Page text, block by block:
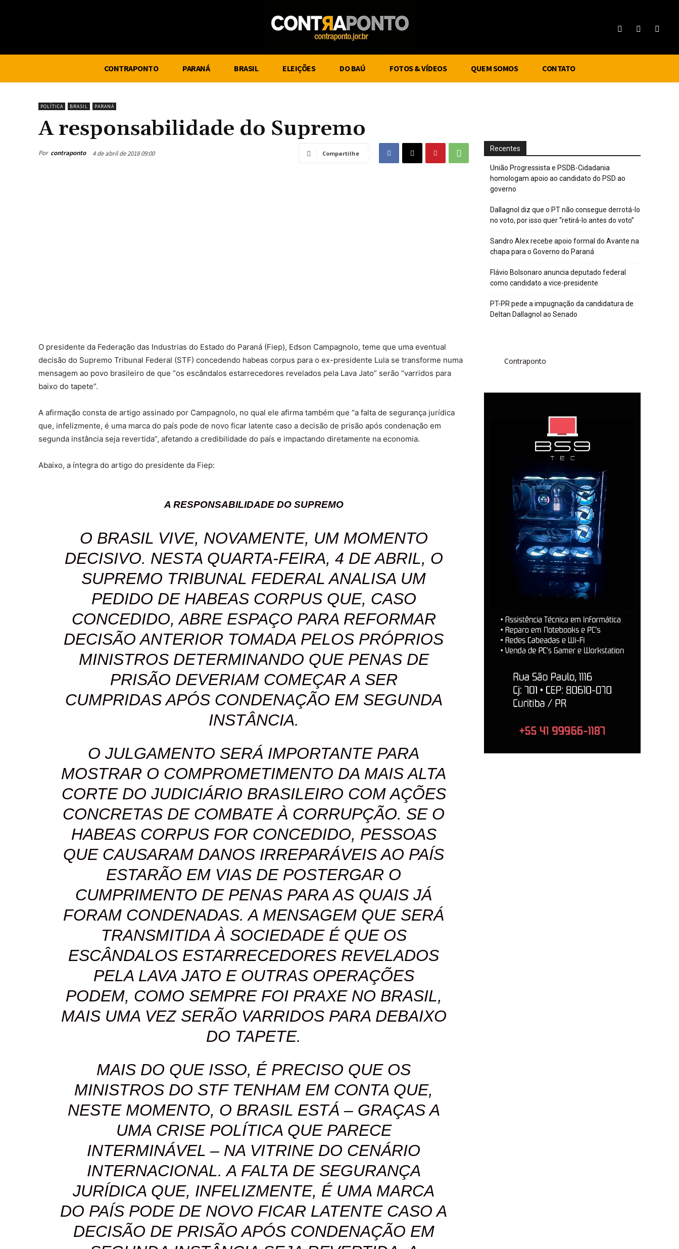
CONTRAPONTO PARANÁ BRASIL ELEIÇÕES DO BAÚ FOTOS & VÍDEOS QUEM SOMOS CONTATO
POLÍTICA BRASIL PARANÁ
A responsabilidade do Supremo
Por contraponto 4 de abril de 2018 09:00 Compartilhe
O presidente da Federação das Industrias do Estado do Paraná (Fiep), Edson Campagnolo, teme que uma eventual
decisão do Supremo Tribunal Federal (STF) concedendo habeas corpus para o ex-presidente Lula se transforme numa
mensagem ao povo brasileiro de que “os escândalos estarrecedores revelados pela Lava Jato” serão “varridos para
baixo do tapete”.
A afirmação consta de artigo assinado por Campagnolo, no qual ele afirma também que “a falta de segurança jurídica
que, infelizmente, é uma marca do país pode de novo ficar latente caso a decisão de prisão após condenação em
segunda instância seja revertida”, afetando a credibilidade do país e impactando diretamente na economia.
Abaixo, a íntegra do artigo do presidente da Fiep:
A RESPONSABILIDADE DO SUPREMO
O BRASIL VIVE, NOVAMENTE, UM MOMENTO
DECISIVO. NESTA QUARTA-FEIRA, 4 DE ABRIL, O
SUPREMO TRIBUNAL FEDERAL ANALISA UM
PEDIDO DE HABEAS CORPUS QUE, CASO
CONCEDIDO, ABRE ESPAÇO PARA REFORMAR
DECISÃO ANTERIOR TOMADA PELOS PRÓPRIOS
MINISTROS DETERMINANDO QUE PENAS DE
PRISÃO DEVERIAM COMEÇAR A SER
CUMPRIDAS APÓS CONDENAÇÃO EM SEGUNDA
INSTÂNCIA.
O JULGAMENTO SERÁ IMPORTANTE PARA
MOSTRAR O COMPROMETIMENTO DA MAIS ALTA
CORTE DO JUDICIÁRIO BRASILEIRO COM AÇÕES
CONCRETAS DE COMBATE À CORRUPÇÃO. SE O
HABEAS CORPUS FOR CONCEDIDO, PESSOAS
QUE CAUSARAM DANOS IRREPARÁVEIS AO PAÍS
ESTARÃO EM VIAS DE POSTERGAR O
CUMPRIMENTO DE PENAS PARA AS QUAIS JÁ
FORAM CONDENADAS. A MENSAGEM QUE SERÁ
TRANSMITIDA À SOCIEDADE É QUE OS
ESCÂNDALOS ESTARRECEDORES REVELADOS
PELA LAVA JATO E OUTRAS OPERAÇÕES
PODEM, COMO SEMPRE FOI PRAXE NO BRASIL,
MAIS UMA VEZ SERÃO VARRIDOS PARA DEBAIXO
DO TAPETE.
MAIS DO QUE ISSO, É PRECISO QUE OS
MINISTROS DO STF TENHAM EM CONTA QUE,
NESTE MOMENTO, O BRASIL ESTÁ – GRAÇAS A
UMA CRISE POLÍTICA QUE PARECE
INTERMINÁVEL – NA VITRINE DO CENÁRIO
INTERNACIONAL. A FALTA DE SEGURANÇA
JURÍDICA QUE, INFELIZMENTE, É UMA MARCA
DO PAÍS PODE DE NOVO FICAR LATENTE CASO A
DECISÃO DE PRISÃO APÓS CONDENAÇÃO EM
Recentes
União Progressista e PSDB-Cidadania
homologam apoio ao candidato do PSD ao
governo
Dallagnol diz que o PT não consegue derrotá-lo
no voto, por isso quer “retirá-lo antes do voto”
Sandro Alex recebe apoio formal do Avante na
chapa para o Governo do Paraná
Flávio Bolsonaro anuncia deputado federal
como candidato a vice-presidente
PT-PR pede a impugnação da candidatura de
Deltan Dallagnol ao Senado
Contraponto